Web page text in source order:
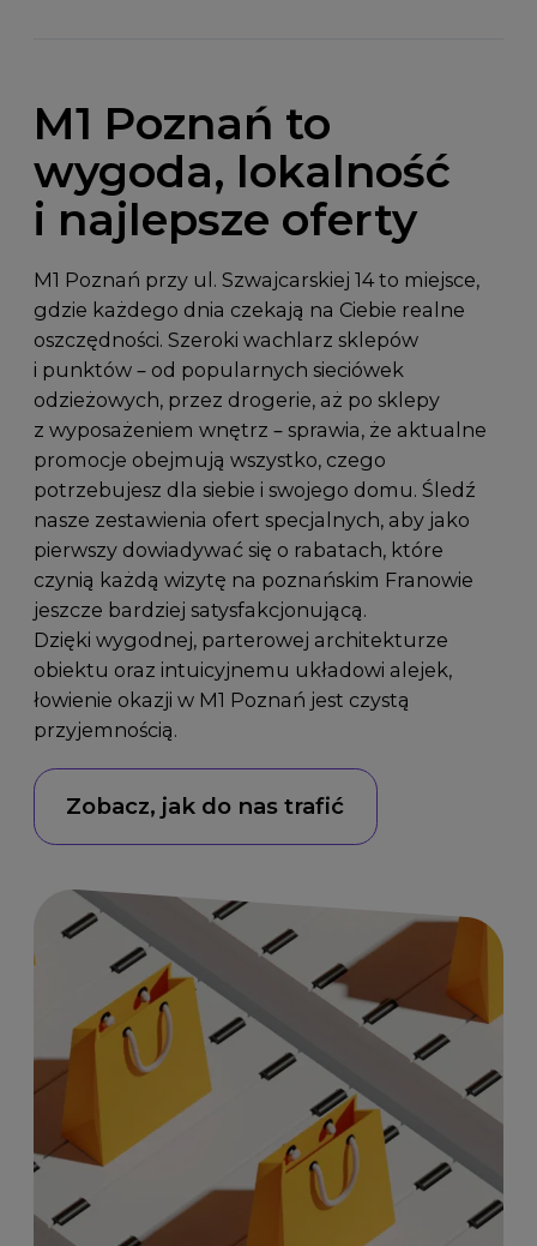
M1 Poznań to
wygoda, lokalność
i najlepsze oferty
M1 Poznań przy ul. Szwajcarskiej 14to miejsce,
gdzie każdego dnia czekają na Ciebie realne
oszczędności. Szeroki wachlarz sklepów
i punktów – od popularnych sieciówek
odzieżowych, przez drogerie, aż po sklepy
z wyposażeniem wnętrz – sprawia, że aktualne
promocje obejmują wszystko, czego
potrzebujesz dla siebie i swojego domu. Śledź
nasze zestawienia ofert specjalnych, aby jako
pierwszy dowiadywać się o rabatach, które
czynią każdą wizytę na poznańskim Franowie
jeszcze bardziej satysfakcjonującą.
Dzięki wygodnej, parterowej architekturze
obiektu oraz intuicyjnemu układowi alejek,
łowienie okazji w M1 Poznań jest czystą
przyjemnością.
Zobacz, jak do nas trafić